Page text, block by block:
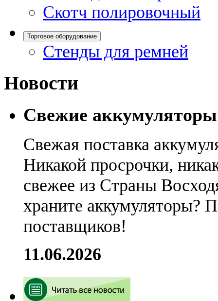
Скотч полировочный
Торговое оборудование
Стенды для ремней
Новости
Свежие
Свежая поставка
Никакой просрочки,
свежее из Страны
храните аккумуляторы?
поставщиков!
11.06.2026